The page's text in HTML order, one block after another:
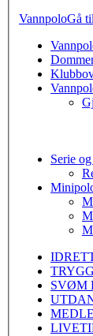
VannpoloGå
Serie
SVØM